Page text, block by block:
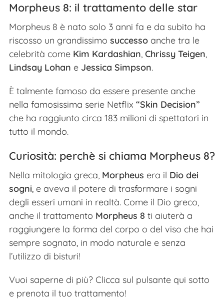
Morpheus 8: il trattamento delle star
Morpheus 8 è nato solo 3 anni fa e da subito ha
riscosso un grandissimo successo anche tra le
celebrità come Kim Kardashian, Chrissy Teigen,
Lindsay Lohan e Jessica Simpson.
È talmente famoso da essere presente anche
nella famosissima serie Netflix “Skin Decision”
che ha raggiunto circa 183 milioni di spettatori in
tutto il mondo.
Curiosità: perchè si chiama Morpheus 8?
Nella mitologia greca, Morpheus era il Dio dei
sogni, e aveva il potere di trasformare i sogni
degli esseri umani in realtà. Come il Dio greco,
anche il trattamento Morpheus 8 ti aiuterà a
raggiungere la forma del corpo o del viso che hai
sempre sognato, in modo naturale e senza
l’utilizzo di bisturi!
Vuoi saperne di più? Clicca sul pulsante qui sotto
e prenota il tuo trattamento!